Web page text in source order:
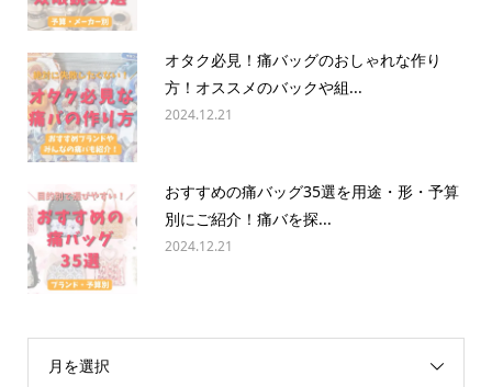
オタク必見！痛バッグのおしゃれな作り
方！オススメのバックや組...
2024.12.21
おすすめの痛バッグ35選を用途・形・予算
別にご紹介！痛バを探...
2024.12.21
月を選択